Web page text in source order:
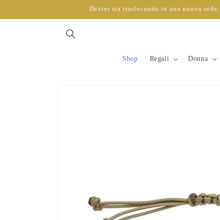
ai contenuti
Dexter sta traslocando in una nuova
Shop Regali Donna